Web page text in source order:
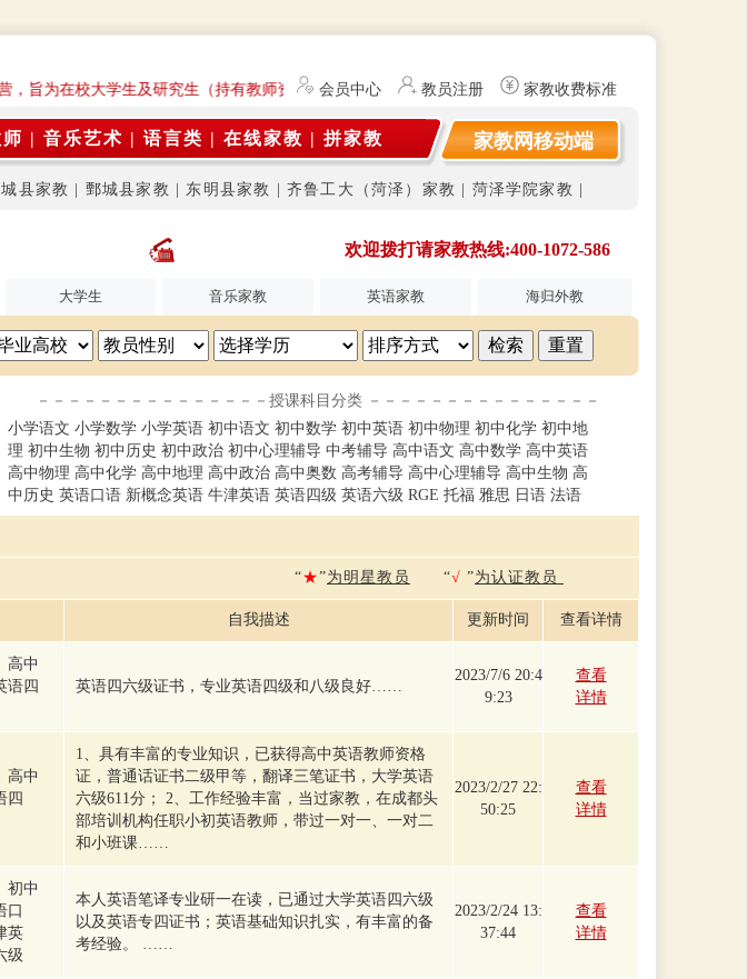
旨为在校大学生及研究生（持有教师资格证）提供勤工俭学、社会实践兼职信息的服务平台。平台不开
会员中心 教员注册 家教收费标准
| 音乐艺术 | 语言类 | 在线家教 | 拼家教 家教网移动端
县家教 鄄城县家教 东明县家教 齐鲁工大（菏泽）家教 菏泽学院家教
欢迎拨打请家教热线:400-1072-586
大学生 音乐家教 英语家教 海归外教
－－－－－－－－－－－－－－－授课科目分类 －－－－－－－－－－－－－－－
小学语文 小学数学 小学英语 初中语文 初中数学 初中英语 初中物理 初中化学 初中地
理 初中生物 初中历史 初中政治 初中心理辅导 中考辅导 高中语文 高中数学 高中英语
高中物理 高中化学 高中地理 高中政治 高中奥数 高考辅导 高中心理辅导 高中生物 高
中历史 英语口语 新概念英语 牛津英语 英语四级 英语六级 RGE 托福 雅思 日语 法语
“★”为明星教员 “√ ”为认证教员
自我描述 更新时间 查看详情
高中
语四
英语四六级证书，专业英语四级和八级良好……
2023/7/6 20:4
9:23
查看
详情
高中
四
1、具有丰富的专业知识，已获得高中英语教师资格
证，普通话证书二级甲等，翻译三笔证书，大学英语
六级611分； 2、工作经验丰富，当过家教，在成都头
部培训机构任职小初英语教师，带过一对一、一对二
和小班课……
2023/2/27 22:
50:25
查看
详情
初中
口
英
级
本人英语笔译专业研一在读，已通过大学英语四六级
以及英语专四证书；英语基础知识扎实，有丰富的备
考经验。 ……
2023/2/24 13:
37:44
查看
详情